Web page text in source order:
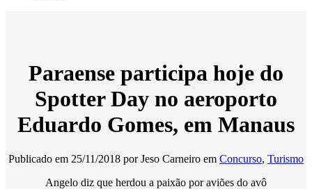
Paraense participa hoje do
Spotter Day no aeroporto
Eduardo Gomes, em Manaus
Publicado em 25/11/2018 porJeso Carneiro em Concurso, Turismo
Angelo diz que herdou a paixão por aviões do avô